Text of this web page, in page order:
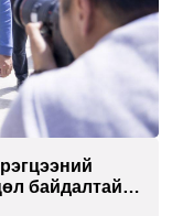
байдалтай